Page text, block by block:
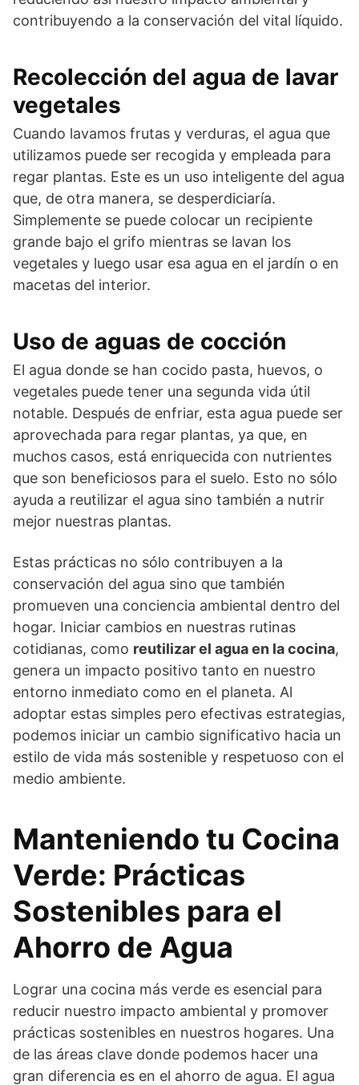
contribuyendo a la conservación del vital líquido.
Recolección del agua de lavar
vegetales
Cuando lavamos frutas y verduras, el agua que
utilizamos puede ser recogida y empleada para
regar plantas. Este es un uso inteligente del agua
que, de otra manera, se desperdiciaría.
Simplemente se puede colocar un recipiente
grande bajo el grifo mientras se lavan los
vegetales y luego usar esa agua en el jardín o en
macetas del interior.
Uso de aguas de cocción
El agua donde se han cocido pasta, huevos, o
vegetales puede tener una segunda vida útil
notable. Después de enfriar, esta agua puede ser
aprovechada para regar plantas, ya que, en
muchos casos, está enriquecida con nutrientes
que son beneficiosos para el suelo. Esto no sólo
ayuda a reutilizar el agua sino también a nutrir
mejor nuestras plantas.
Estas prácticas no sólo contribuyen a la
conservación del agua sino que también
promueven una conciencia ambiental dentro del
hogar. Iniciar cambios en nuestras rutinas
cotidianas, como reutilizar el agua en la cocina,
genera un impacto positivo tanto en nuestro
entorno inmediato como en el planeta. Al
adoptar estas simples pero efectivas estrategias,
podemos iniciar un cambio significativo hacia un
estilo de vida más sostenible y respetuoso con el
medio ambiente.
Manteniendo tu Cocina
Verde: Prácticas
Sostenibles para el
Ahorro de Agua
Lograr una cocina más verde es esencial para
reducir nuestro impacto ambiental y promover
prácticas sostenibles en nuestros hogares. Una
de las áreas clave donde podemos hacer una
gran diferencia es en el ahorro de agua. El agua